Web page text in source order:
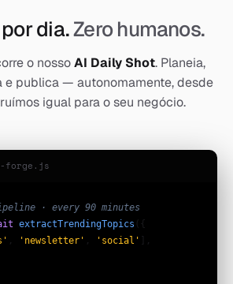
dia.Zero humanos.
o nossoAI Daily Shot. Planeia,
e publica — autonomamente, desde
igual para o seu negócio.
forge.js
· every 90 minutes
extractTrendingTopics ({
, 'newsletter' , 'social'
],